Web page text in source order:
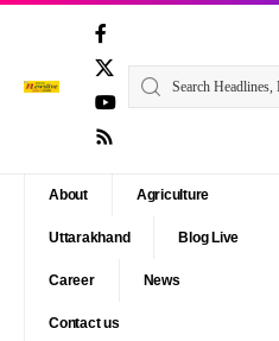
About Agriculture
Uttarakhand Blog Live
Career News
Contact us